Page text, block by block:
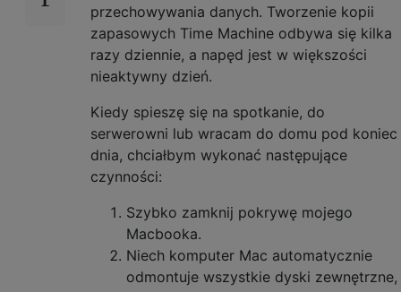
przechowywania danych. Tworzenie kopii
zapasowych Time Machine odbywa się kilka
razy dziennie, a napęd jest w większości
nieaktywny dzień.
Kiedy spieszę się na spotkanie, do
serwerowni lub wracam do domu pod koniec
dnia, chciałbym wykonać następujące
czynności:
Szybko zamknij pokrywę mojego
Macbooka.
Niech komputer Mac automatycznie
odmontuje wszystkie dyski zewnętrzne,